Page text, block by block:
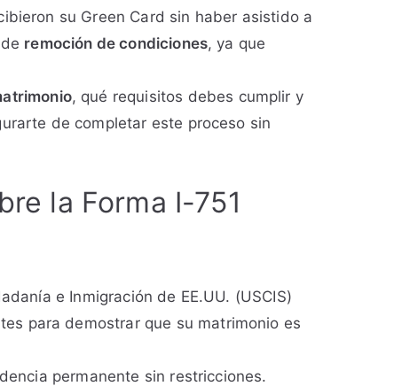
su Green Card sin haber asistido a
remoción de condiciones, ya que
, qué requisitos debes cumplir y
de completar este proceso sin
la Forma I-751
e Inmigración de EE.UU. (USCIS)
para demostrar que su matrimonio es
permanente sin restricciones.